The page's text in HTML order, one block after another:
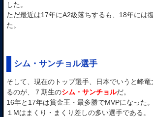
した。
ただ最近は17年にA2級落ちするも、18年には
た。
シム・サンチョル選手
そして、現在のトップ選手、日本でいうと峰
るのが、７期生のシム・サンチョルだ。
16年と17年は賞金王・最多勝でMVPになった。
１Mはまくり・まくり差しの多い選手である。